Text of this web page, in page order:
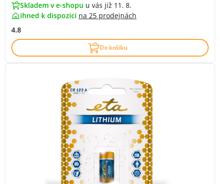
Skladem v e-shopu u vás již 11. 8.
ihned k dispozici na 25 prodejnách
4.8
Do košíku